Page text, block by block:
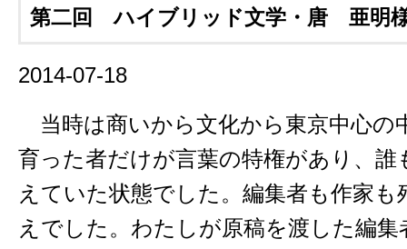
第二回 ハイブリッド文学・唐 亜明
2014-07-18
当時は商いから文化から東京中心の
育った者だけが言葉の特権があり、誰
えていた状態でした。編集者も作家
えでした。わたしが原稿を渡した編